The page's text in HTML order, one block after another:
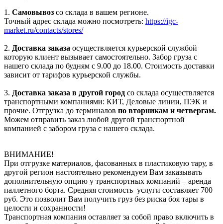
1. Самовывоз со склада в вашем регионе.
Точный адрес склада можно посмотреть: https://igc-
market.ru/contacts/stores/
2. Доставка заказа осуществляется курьерской службой
которую клиент вызывает самостоятельно. Забор груза с
нашего склада по будням с 9.00 до 18.00. Стоимость доставки
зависит от тарифов курьерской службы.
3. Доставка заказа в другой город со склада осуществляется
транспортными компаниями: КИТ, Деловые линии, ПЭК и
прочие. Отгрузка до терминалов по вторникам и четвергам.
Можем отправить заказ любой другой транспортной
компанией с забором груза с нашего склада.
ВНИМАНИЕ!
При отгрузке материалов, фасованных в пластиковую тару, в
другой регион настоятельно рекомендуем Вам заказывать
дополнительную опцию у транспортных компаний – аренда
паллетного борта. Средняя стоимость услуги составляет 700
руб. Это позволит Вам получить груз без риска боя тары в
целости и сохранности!
Транспортная компания оставляет за собой право включить в